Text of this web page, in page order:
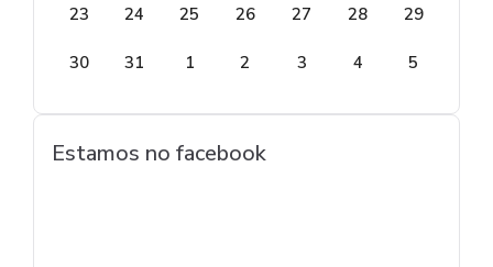
23 24 25 26 27 28 29
30 31 1 2 3 4 5
Estamos no facebook